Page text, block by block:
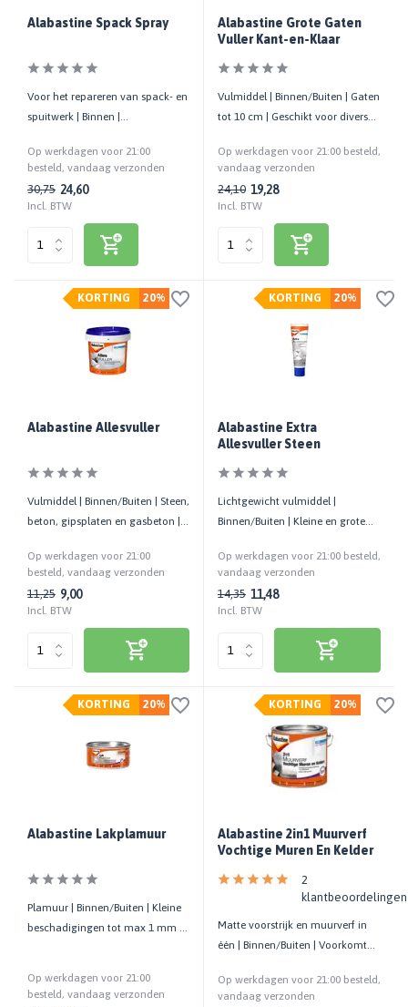
Alabastine Spack Spray
Voor het repareren van spack- en
spuitwerk | Binnen |
Op werkdagen voor 21:00
besteld, vandaag verzonden
30,75 24,60
Incl. BTW
Alabastine Grote Gaten
Vuller Kant-en-Klaar
Vulmiddel | Binnen/Buiten | Gaten
tot 10 cm | Geschikt voor diverse
Op werkdagen voor 21:00 besteld,
vandaag verzonden
24,10 19,28
Incl. BTW
20%
KORTING
Alabastine Allesvuller
Vulmiddel | Binnen/Buiten | Steen,
beton, gipsplaten en gasbeton |
Op werkdagen voor 21:00
besteld, vandaag verzonden
11,25 9,00
Incl. BTW
20%
KORTING
Alabastine Extra
Allesvuller Steen
Lichtgewicht vulmiddel |
Binnen/Buiten | Kleine en grote
Op werkdagen voor 21:00 besteld,
vandaag verzonden
14,35 11,48
Incl. BTW
20%
KORTING
Alabastine Lakplamuur
Plamuur | Binnen/Buiten | Kleine
beschadigingen tot max 1 mm |
Op werkdagen voor 21:00
besteld, vandaag verzonden
20%
KORTING
Alabastine 2in1 Muurverf
Vochtige Muren En Kelder
2
klantbeoordelingen
Matte voorstrijk en muurverf in
één | Binnen/Buiten | Voorkomt
Op werkdagen voor 21:00 besteld,
vandaag verzonden